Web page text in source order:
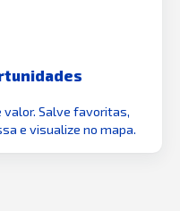
valor. Salve favoritas,
e visualize no mapa.